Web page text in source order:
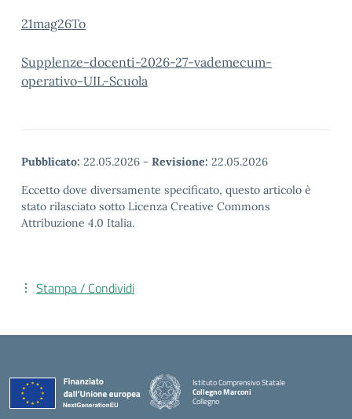
21mag26To
Supplenze-docenti-2026-27-vademecum-
operativo-UIL-Scuola
Pubblicato: 22.05.2026 - Revisione: 22.05.2026
Eccetto dove diversamente specificato, questo articolo è
stato rilasciato sotto Licenza Creative Commons
Attribuzione 4.0 Italia.
Stampa / Condividi
Istituto Comprensivo Statale
Collegno Marconi
Collegno